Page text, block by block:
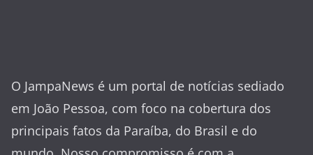
O JampaNews é um portal de notícias sediado
em João Pessoa, com foco na cobertura dos
principais fatos da Paraíba, do Brasil e do